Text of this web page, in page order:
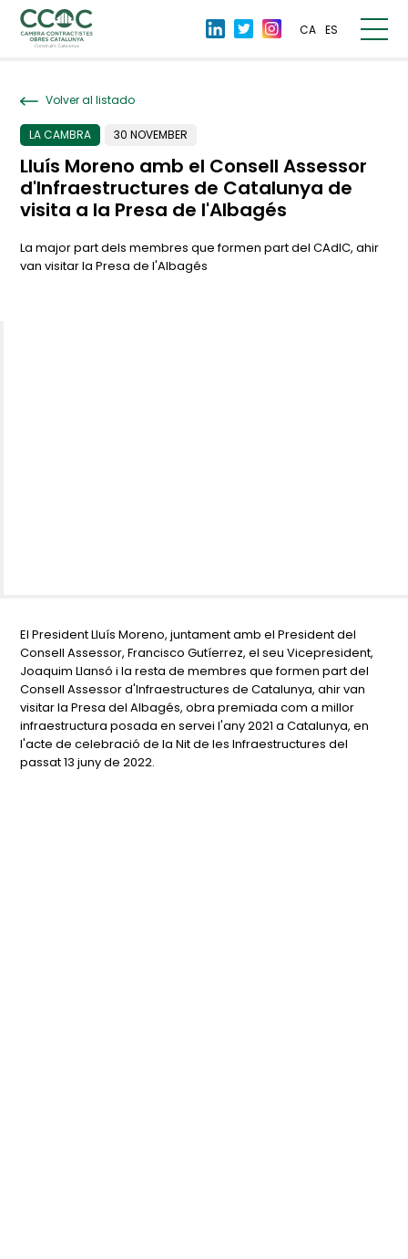
CA ES
Volver al listado
LA CAMBRA 30 NOVEMBER
Lluís Moreno amb el Consell Assessor
d'Infraestructures de Catalunya de
visita a la Presa de l'Albagés
La major part dels membres que formen part del CAdIC, ahir
van visitar la Presa de l'Albagés
El President Lluís Moreno, juntament amb el President del
Consell Assessor, Francisco Gutíerrez, el seu Vicepresident,
Joaquim Llansó i la resta de membres que formen part del
Consell Assessor d'Infraestructures de Catalunya, ahir van
visitar la Presa del Albagés, obra premiada com a millor
infraestructura posada en servei l'any 2021 a Catalunya, en
l'acte de celebració de la Nit de les Infraestructures del
passat 13 juny de 2022.